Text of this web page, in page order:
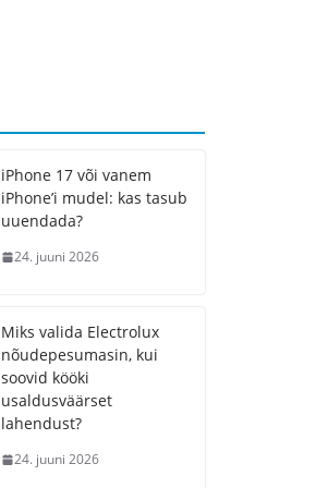
iPhone 17 või vanem
iPhone’i mudel: kas tasub
uuendada?
24. juuni 2026
Miks valida Electrolux
nõudepesumasin, kui
soovid kööki
usaldusväärset
lahendust?
24. juuni 2026